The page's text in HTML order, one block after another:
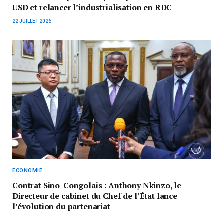
USD et relancer l’industrialisation en RDC
22 JUILLET 2026
ECONOMIE
Contrat Sino-Congolais : Anthony Nkinzo, le
Directeur de cabinet du Chef de l’État lance
l’évolution du partenariat